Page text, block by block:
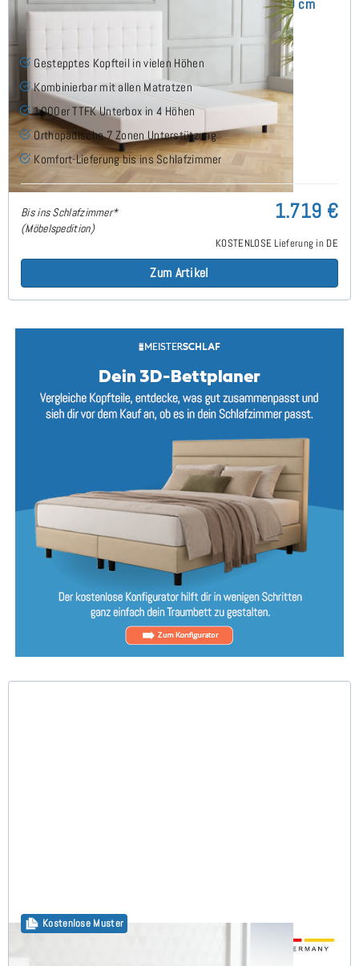
Monte Boxspringbett ohne Matratze 160x200 cm
Gestepptes Kopfteil in vielen Höhen
Kombinierbar mit allen Matratzen
1000er TTFK Unterbox in 4 Höhen
Orthopädische 7 Zonen Unterstützung
Komfort-Lieferung bis ins Schlafzimmer
Bis ins Schlafzimmer*
(Möbelspedition)
1.719 €
KOSTENLOSE Lieferung in DE
Zum Artikel
Kostenlose Muster